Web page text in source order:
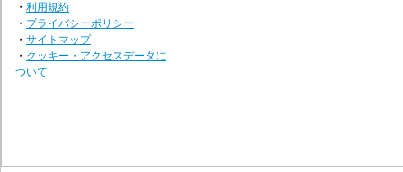
・ 利用規約
・ プライバシーポリシー
・ サイトマップ
・ クッキー・アクセスデータに
ついて